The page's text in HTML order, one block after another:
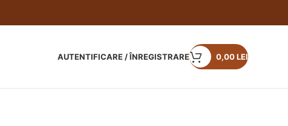
AUTENTIFICARE / ÎNREGISTRARE 0,00LEI